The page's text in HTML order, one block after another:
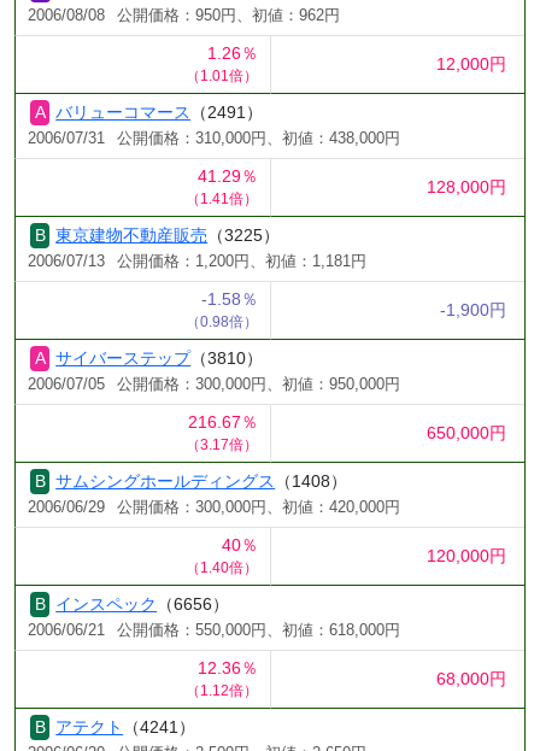
2006/08/08 公開価格：950円、初値：962円
1.26％
（1.01倍）
12,000円
バリューコマース （2491）
2006/07/31 公開価格：310,000円、初値：438,000円
41.29％
（1.41倍）
128,000円
東京建物不動産販売 （3225）
2006/07/13 公開価格：1,200円、初値：1,181円
-1.58％
（0.98倍）
-1,900円
サイバーステップ（3810）
2006/07/05 公開価格：300,000円、初値：950,000円
216.67％
（3.17倍）
650,000円
サムシングホールディングス （1408）
2006/06/29 公開価格：300,000円、初値：420,000円
40％
（1.40倍）
120,000円
インスペック （6656）
2006/06/21 公開価格：550,000円、初値：618,000円
12.36％
（1.12倍）
68,000円
アテクト （4241）